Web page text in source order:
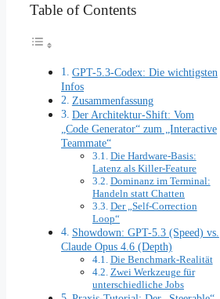
Table of Contents
GPT-5.3-Codex: Die wichtigsten
Infos
Zusammenfassung
Der Architektur-Shift: Vom
„Code Generator“ zum „Interactive
Teammate“
Die Hardware-Basis:
Latenz als Killer-Feature
Dominanz im Terminal:
Handeln statt Chatten
Der „Self-Correction
Loop“
Showdown: GPT-5.3 (Speed) vs.
Claude Opus 4.6 (Depth)
Die Benchmark-Realität
Zwei Werkzeuge für
unterschiedliche Jobs